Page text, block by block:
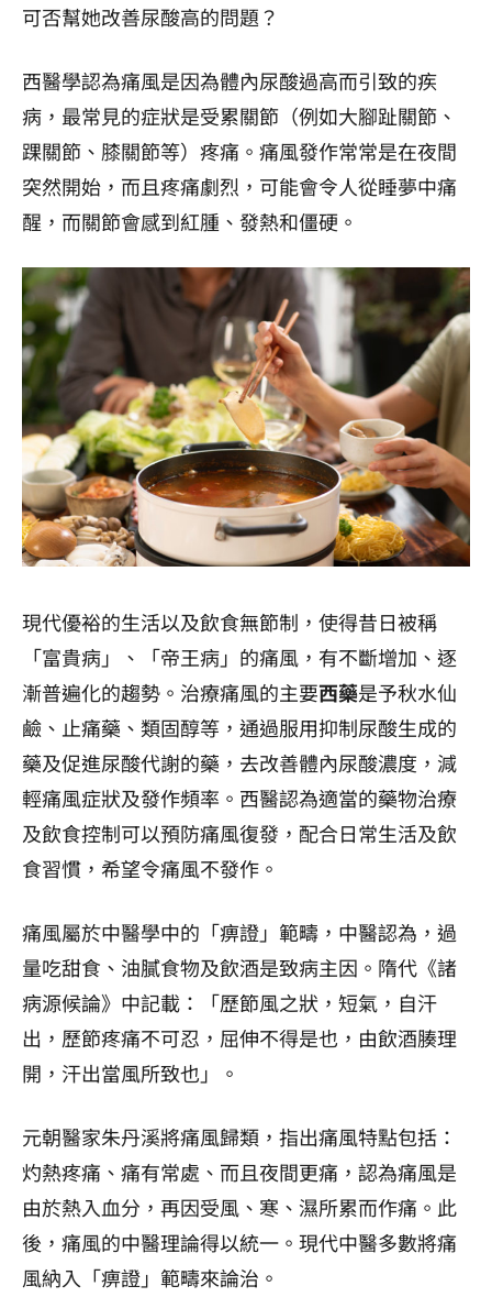
可否幫她改善尿酸高的問題？
西醫學認為痛風是因為體內尿酸過高而引致的疾
病，最常見的症狀是受累關節（例如大腳趾關節、
踝關節、膝關節等）疼痛。痛風發作常常是在夜間
突然開始，而且疼痛劇烈，可能會令人從睡夢中痛
醒，而關節會感到紅腫、發熱和僵硬。
現代優裕的生活以及飲食無節制，使得昔日被稱
「富貴病」、「帝王病」的痛風，有不斷增加、逐
漸普遍化的趨勢。治療痛風的主要西藥是予秋水仙
鹼、止痛藥、類固醇等，通過服用抑制尿酸生成的
藥及促進尿酸代謝的藥，去改善體內尿酸濃度，減
輕痛風症狀及發作頻率。西醫認為適當的藥物治療
及飲食控制可以預防痛風復發，配合日常生活及飲
食習慣，希望令痛風不發作。
痛風屬於中醫學中的「痹證」範疇，中醫認為，過
量吃甜食、油膩食物及飲酒是致病主因。隋代《諸
病源候論》中記載：「歷節風之狀，短氣，自汗
出，歷節疼痛不可忍，屈伸不得是也，由飲酒腠理
開，汗出當風所致也」。
元朝醫家朱丹溪將痛風歸類，指出痛風特點包括：
灼熱疼痛、痛有常處、而且夜間更痛，認為痛風是
由於熱入血分，再因受風、寒、濕所累而作痛。此
後，痛風的中醫理論得以統一。現代中醫多數將痛
風納入「痹證」範疇來論治。